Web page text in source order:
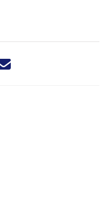
nieuwsbericht via X -
dit nieuwsbericht via
dit nieuwsbericht
Deel dit